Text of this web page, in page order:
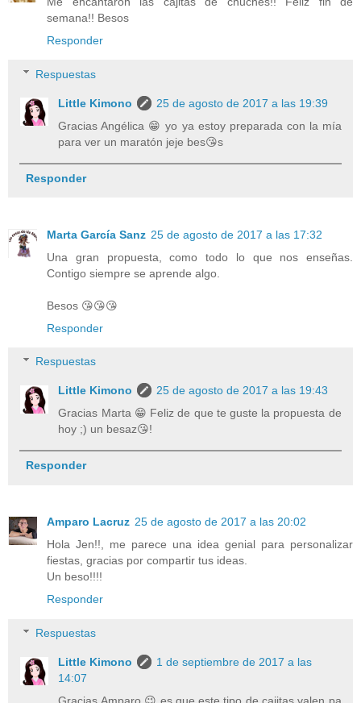
semana!! Besos
Responder
Respuestas
Little Kimono
25 de agosto de 2017 a las 19:39
Gracias Angélica 😁 yo ya estoy preparada con la mía
para ver un maratón jeje bes😘s
Responder
Marta García Sanz 25 de agosto de 2017 a las 17:32
Una gran propuesta, como todo lo que nos enseñas.
Contigo siempre se aprende algo.
Besos 😘😘😘
Responder
Respuestas
Little Kimono
25 de agosto de 2017 a las 19:43
Gracias Marta 😁 Feliz de que te guste la propuesta de
hoy ;) un besaz😘!
Responder
Amparo Lacruz 25 de agosto de 2017 a las 20:02
Hola Jen!!, me parece una idea genial para personalizar
fiestas, gracias por compartir tus ideas.
Un beso!!!!
Responder
Respuestas
Little Kimono
1 de septiembre de 2017 a las
14:07